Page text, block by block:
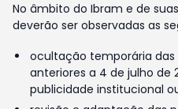
No âmbito do Ibram e de
deverão ser observadas as
ocultação temporária
anteriores a 4 de julho de
publicidade institucional